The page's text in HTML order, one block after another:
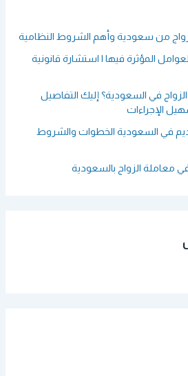
من سعودية وأهم الشروط النظامية
المؤثرة فيها | استشارة قانونية
في السعودية؟ إليك التفاصيل
الإجراءات
في السعودية الخطوات والشروط
معاملة الزواج بالسعودية